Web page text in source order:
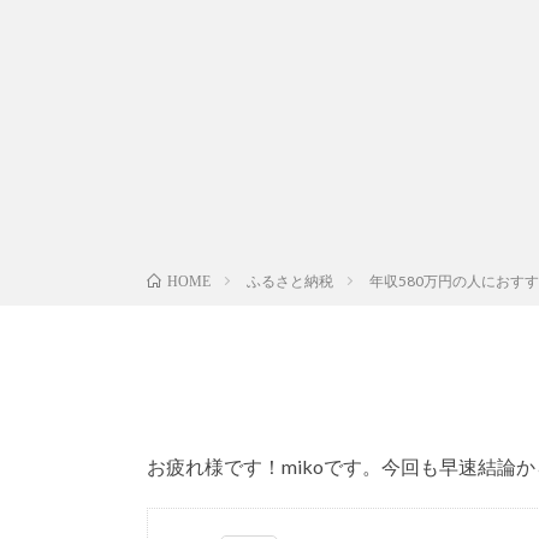
HOME ふるさと納税 年収580万円の人におす
お疲れ様です！mikoです。今回も早速結論